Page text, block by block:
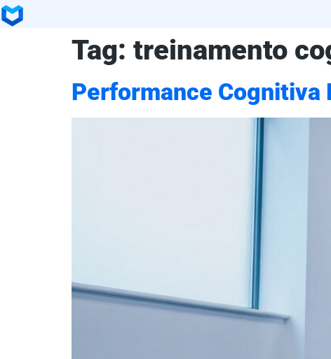
Tag: treinamento
Performance Cognitiva